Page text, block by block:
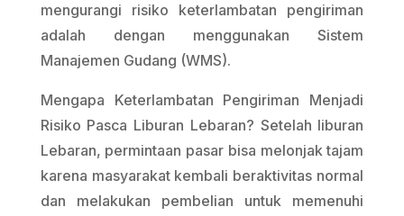
mengurangi risiko keterlambatan pengiriman
adalah dengan menggunakan Sistem
Manajemen Gudang (WMS).
Mengapa Keterlambatan Pengiriman Menjadi
Risiko Pasca Liburan Lebaran? Setelah liburan
Lebaran, permintaan pasar bisa melonjak tajam
karena masyarakat kembali beraktivitas normal
dan melakukan pembelian untuk memenuhi